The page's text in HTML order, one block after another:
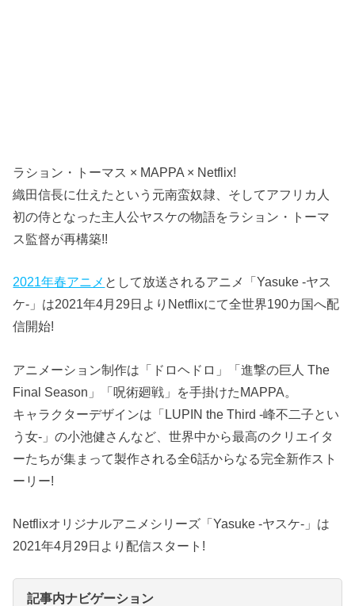
ラション・トーマス × MAPPA × Netflix!
織田信長に仕えたという元南蛮奴隷、そしてアフリカ人
初の侍となった主人公ヤスケの物語をラション・トーマ
ス監督が再構築!!
2021年春アニメ として放送されるアニメ「Yasuke -ヤス
ケ-」は2021年4月29日よりNetflixにて全世界190カ国へ配
信開始!
アニメーション制作は「ドロヘドロ」「進撃の巨人 The
Final Season」「呪術廻戦」を手掛けたMAPPA。
キャラクターデザインは「LUPIN the Third -峰不二子とい
う女-」の小池健さんなど、世界中から最高のクリエイタ
ーたちが集まって製作される全6話からなる完全新作スト
ーリー!
Netflixオリジナルアニメシリーズ「Yasuke -ヤスケ-」は
2021年4月29日より配信スタート!
記事内ナビゲーション